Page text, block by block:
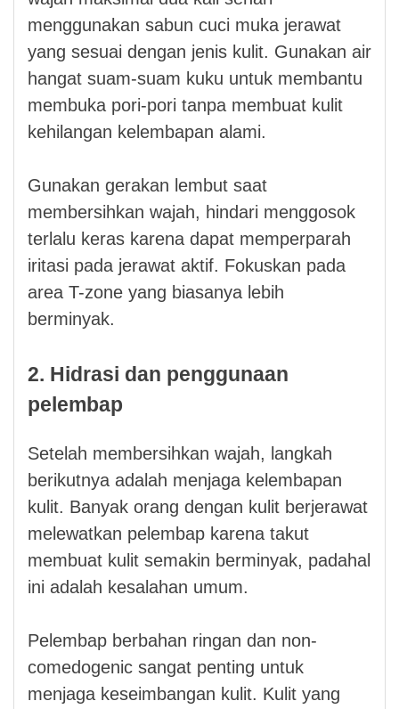
menggunakan sabun cuci muka jerawat
yang sesuai dengan jenis kulit. Gunakan air
hangat suam-suam kuku untuk membantu
membuka pori-pori tanpa membuat kulit
kehilangan kelembapan alami.
Gunakan gerakan lembut saat
membersihkan wajah, hindari menggosok
terlalu keras karena dapat memperparah
iritasi pada jerawat aktif. Fokuskan pada
area T-zone yang biasanya lebih
berminyak.
2. Hidrasi dan penggunaan
pelembap
Setelah membersihkan wajah, langkah
berikutnya adalah menjaga kelembapan
kulit. Banyak orang dengan kulit berjerawat
melewatkan pelembap karena takut
membuat kulit semakin berminyak, padahal
ini adalah kesalahan umum.
Pelembap berbahan ringan dan non-
comedogenic sangat penting untuk
menjaga keseimbangan kulit. Kulit yang